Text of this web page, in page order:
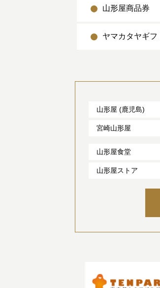
山形屋商品券
ヤマカタヤギフ
山形屋 (鹿児島)
宮崎山形屋
山形屋食堂
山形屋ストア